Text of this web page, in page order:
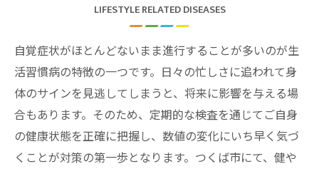
LIFESTYLE RELATED DISEASES
自覚症状がほとんどないまま進行することが多いのが生
活習慣病の特徴の一つです。日々の忙しさに追われて身
体のサインを見逃してしまうと、将来に影響を与える場
合もあります。そのため、定期的な検査を通じてご自身
の健康状態を正確に把握し、数値の変化にいち早く気づ
くことが対策の第一歩となります。つくば市にて、健や